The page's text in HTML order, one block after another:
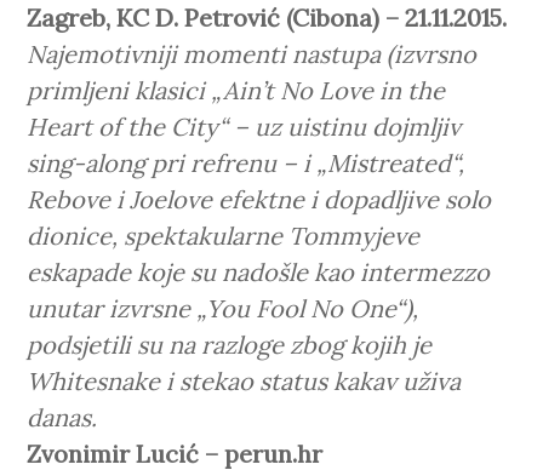
Zagreb, KC D. Petrović (Cibona) – 21.11.2015.
Najemotivniji momenti nastupa (izvrsno
primljeni klasici „Ain’t No Love in the
Heart of the City“ – uz uistinu dojmljiv
sing-along pri refrenu – i „Mistreated“,
Rebove i Joelove efektne i dopadljive solo
dionice, spektakularne Tommyjeve
eskapade koje su nadošle kao intermezzo
unutar izvrsne „You Fool No One“),
podsjetili su na razloge zbog kojih je
Whitesnake i stekao status kakav uživa
danas.
Zvonimir Lucić – perun.hr